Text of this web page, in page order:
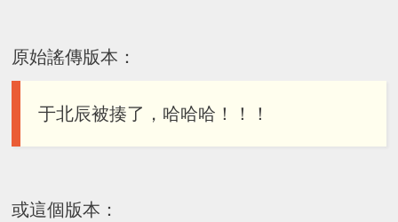
原始謠傳版本：
于北辰被揍了，哈哈哈！！！
或這個版本：